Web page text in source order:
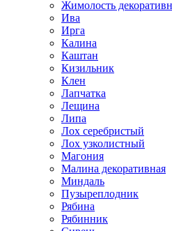
Жимолость
Ива
Ирга
Калина
Каштан
Кизильник
Клен
Лапчатка
Лещина
Липа
Лох серебристый
Лох узколистный
Магония
Малина декоративная
Миндаль
Пузыреплодник
Рябина
Рябинник